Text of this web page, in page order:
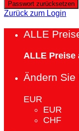
Passwort zurücksetzen
Zurück zum Login
ALLE
ALLE Preise
Ändern Sie
EUR
EUR
CHF